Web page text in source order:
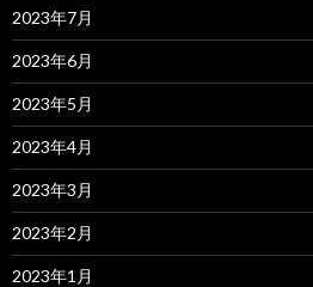
2023年7月
2023年6月
2023年5月
2023年4月
2023年3月
2023年2月
2023年1月